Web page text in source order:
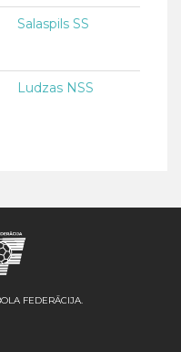
Salaspils SS
Ludzas NSS
FEDERĀCIJA.